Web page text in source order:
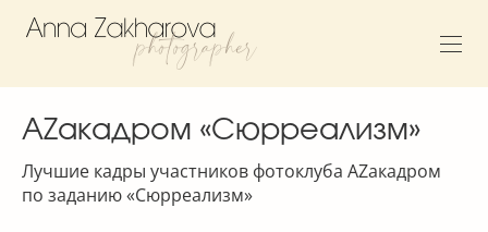
AZакадром «Сюрреализм»
Лучшие кадры участников фотоклуба AZакадром
по заданию «Сюрреализм»